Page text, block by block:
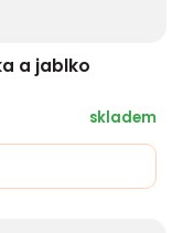
a jablko
skladem